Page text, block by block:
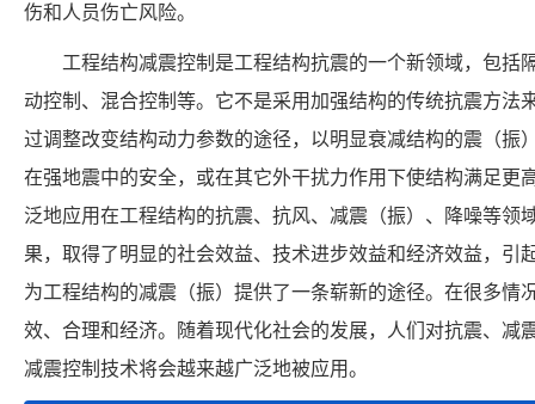
伤和人员伤亡风险。
工程结构减震控制是工程结构抗震的一个新领域，包括
动控制、混合控制等。它不是采用加强结构的传统抗震方法
过调整改变结构动力参数的途径，以明显衰减结构的震（振
在强地震中的安全，或在其它外干扰力作用下使结构满足更
泛地应用在工程结构的抗震、抗风、减震（振）、降噪等领
果，取得了明显的社会效益、技术进步效益和经济效益，引
为工程结构的减震（振）提供了一条崭新的途径。在很多情
效、合理和经济。随着现代化社会的发展，人们对抗震、减
减震控制技术将会越来越广泛地被应用。